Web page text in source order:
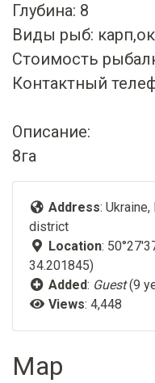
Глубина: 8
Виды рыб:
Стоимость
Контактный
Описание:
8га
Address:
district
Location:
34.201845)
Added: Guest(9
Views: 4,448
Map